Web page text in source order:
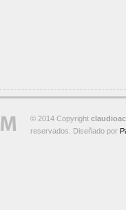
© 2014 Copyright
reservados. Diseñado por